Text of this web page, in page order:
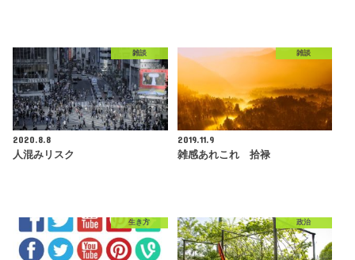
雑談
2020.8.8
人混みリスク
雑談
2019.11.9
雑感あれこれ 拾禄
生き方 政治